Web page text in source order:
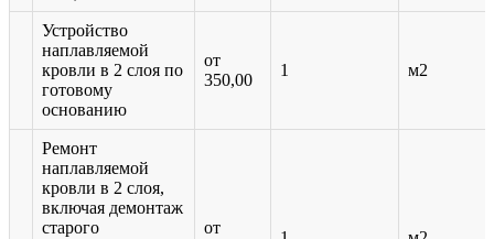
Устройство
наплавляемой
кровли в 2 слоя по
готовому
основанию
от
350,00
1 м2
Ремонт
наплавляемой
кровли в 2 слоя,
включая демонтаж
старого
от